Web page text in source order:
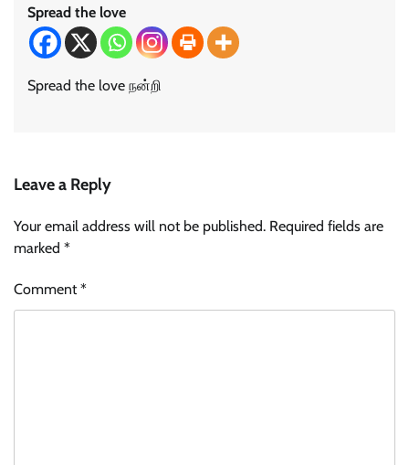
Spread the love
Spread the love நன்றி
Leave a Reply
Your email address will not be published. Required fields are
marked *
Comment*